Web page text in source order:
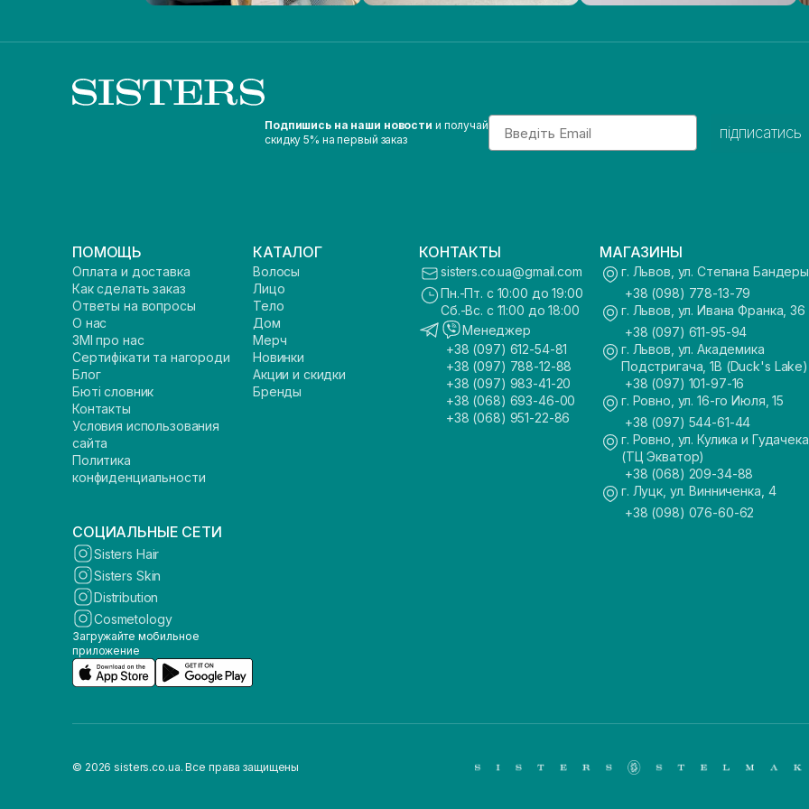
Подпишись на наши новости и получай
скидку 5% на первый заказ
Email
підписатись
ПОМОЩЬ
Оплата и доставка
Как сделать заказ
Ответы на вопросы
О нас
ЗМІ про нас
Сертифікати та нагороди
Блог
Бюті словник
Контакты
Условия использования
сайта
Политика
конфиденциальности
КАТАЛОГ
Волосы
Лицо
Тело
Дом
Мерч
Новинки
Акции и скидки
Бренды
КОНТАКТЫ
sisters.co.ua@gmail.com
Пн.-Пт. с 10:00 до 19:00
Сб.-Вс. с 11:00 до 18:00
Менеджер
+38 (097) 612-54-81
+38 (097) 788-12-88
+38 (097) 983-41-20
+38 (068) 693-46-00
+38 (068) 951-22-86
МАГАЗИНЫ
г. Львов, ул. Степана
+38 (098) 778-13-79
г. Львов, ул. Ивана Франка, 36
+38 (097) 611-95-94
г. Львов, ул. Академика
Подстригача, 1В (Duck's Lake)
+38 (097) 101-97-16
г. Ровно, ул. 16-го Июля, 15
+38 (097) 544-61-44
г. Ровно, ул. Кулика и
(ТЦ Экватор)
+38 (068) 209-34-88
г. Луцк, ул. Винниченка, 4
+38 (098) 076-60-62
СОЦИАЛЬНЫЕ СЕТИ
Sisters Hair
Sisters Skin
Distribution
Cosmetology
Загружайте мобильное
приложение
© 2026 sisters.co.ua. Все права защищены